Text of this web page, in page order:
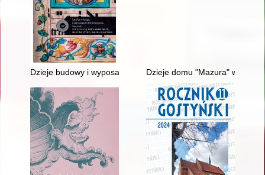
Dzieje budowy i wyposażenia kościoła i klasztoru
Dzieje domu "Mazura" w